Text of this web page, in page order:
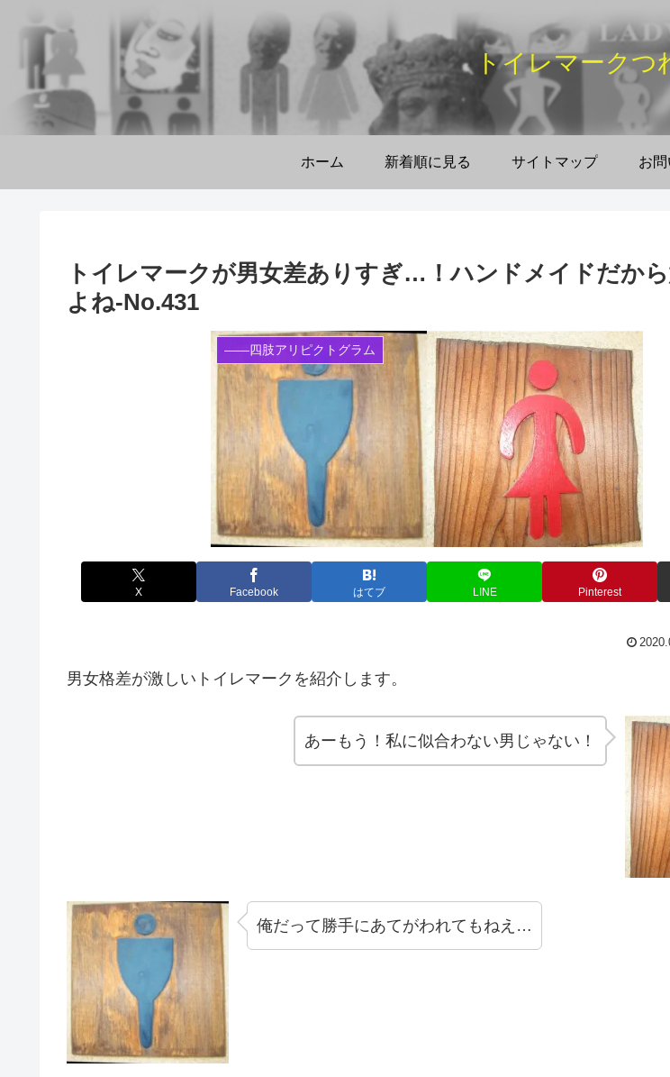
トイレマークつ
ホーム 新着順に見る サイトマップ お
トイレマークが男女差ありすぎ…！ハンドメイドだか
よね‐No.431
――四肢アリピクトグラム
X Facebook はてブ LINE Pinterest
男女格差が激しいトイレマークを紹介します。
あーもう！私に似合わない男じゃない！
俺だって勝手にあてがわれてもねえ…